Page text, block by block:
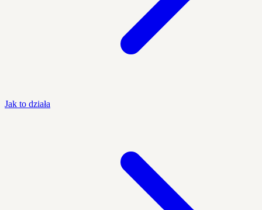
Jak to działa